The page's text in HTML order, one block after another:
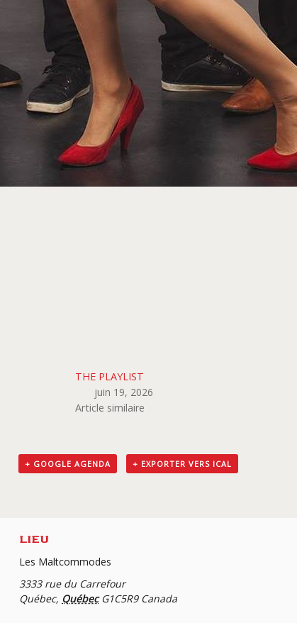
THE PLAYLIST
juin 19, 2026
Article similaire
+ GOOGLE AGENDA + EXPORTER VERS ICAL
LIEU
Les Maltcommodes
3333 rue du Carrefour
Québec, Québec G1C5R9 Canada